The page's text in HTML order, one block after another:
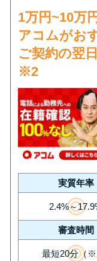
1万円~10万
アコムがお
ご契約の翌
※2
実質年率
2.4%～
審査時間
最短20分（